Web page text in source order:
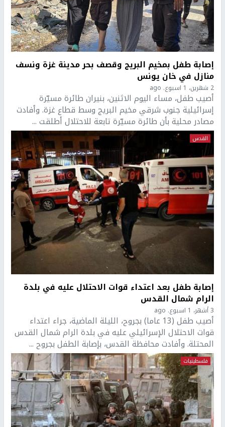
إصابة طفل بمخيم البريج وقصف بحر مدينة غزة ونسف
منازل في خان يونس
2 شهرين، 1 اسبوع. ago
أصيب طفل، مساء اليوم الاثنين، بنيران طائرة مسيّرة
إسرائيلية جنوب شرقي مخيم البريج وسط قطاع غزة. وأفادت
مصادر محلية بأن طائرة مسيّرة تابعة للاحتلال أطلقت ...
القدس
إصابة طفل بعد اعتداء قوات الاحتلال عليه في بلدة
الرام شمال القدس
3 أشهر، 1 اسبوع. ago
أصيب طفل (13 عاما) بجروح، الليلة الماضية، جراء اعتداء
قوات الاحتلال الإسرائيلي عليه في بلدة الرام شمال القدس
المحتلة. وأفادت محافظة القدس، بإصابة الطفل بجروح ...
فلسطينيات